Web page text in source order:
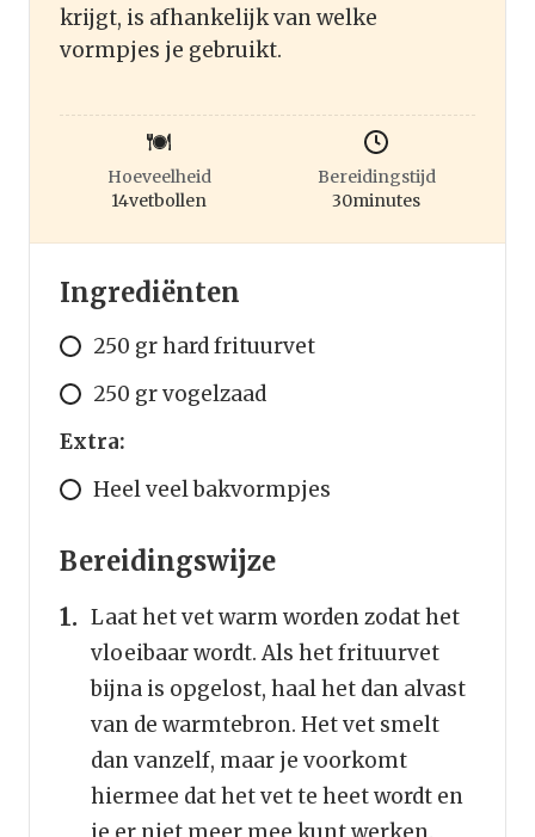
krijgt, is afhankelijk van welke
vormpjes je gebruikt.
Hoeveelheid
14vetbollen
Bereidingstijd
30minutes
Ingrediënten
250 gr hard frituurvet
250 gr vogelzaad
Extra:
Heel veel bakvormpjes
Bereidingswijze
Laat het vet warm worden zodat het
vloeibaar wordt. Als het frituurvet
bijna is opgelost, haal het dan alvast
van de warmtebron. Het vet smelt
dan vanzelf, maar je voorkomt
hiermee dat het vet te heet wordt en